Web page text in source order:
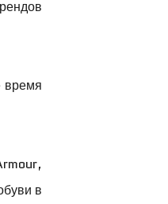
время
в